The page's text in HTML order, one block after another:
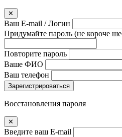
✕
Ваш E-mail / Логин
Придумайте пароль (не короче
Повторите пароль
Ваше ФИО
Ваш телефон
Зарегистрироваться
Восстановления пароля
✕
Введите ваш E-mail